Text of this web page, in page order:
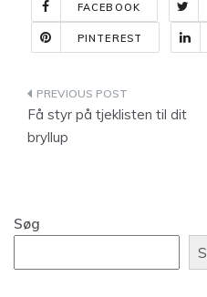
FACEBOOK
PINTEREST
Få styr på tjeklisten til dit
bryllup
Søg